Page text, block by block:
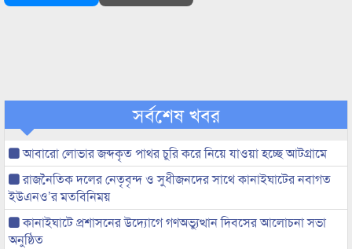
সর্বশেষ খবর
আবারো লোভার জব্দকৃত পাথর চুরি করে নিয়ে যাওয়া হচ্ছে আটগ্রামে
রাজনৈতিক দলের নেতৃবৃন্দ ও সুধীজনদের সাথে কানাইঘাটের নবাগত
ইউএনও’র মতবিনিময়
কানাইঘাটে প্রশাসনের উদ্যোগে গণঅভ্যুত্থান দিবসের আলোচনা সভা
অনুষ্ঠিত